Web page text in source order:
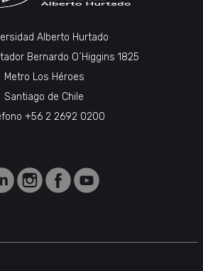
Alberto Hurtado
Bernardo O´Higgins 1825
Metro Los Héroes
Santiago de Chile
+56 2 2692 0200